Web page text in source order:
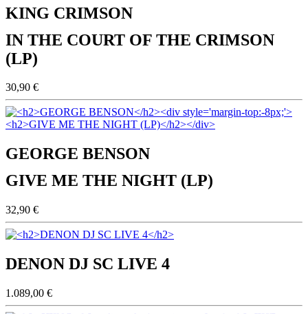
KING CRIMSON
IN THE COURT OF THE CRIMSON
(LP)
30,90 €
GEORGE BENSON
GIVE ME THE NIGHT (LP)
32,90 €
DENON DJ SC LIVE 4
1.089,00 €